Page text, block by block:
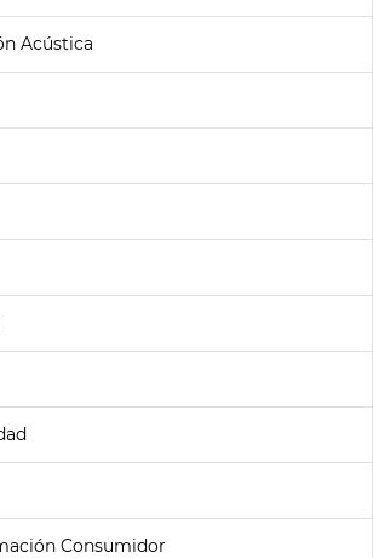
Acústica
Consumidor